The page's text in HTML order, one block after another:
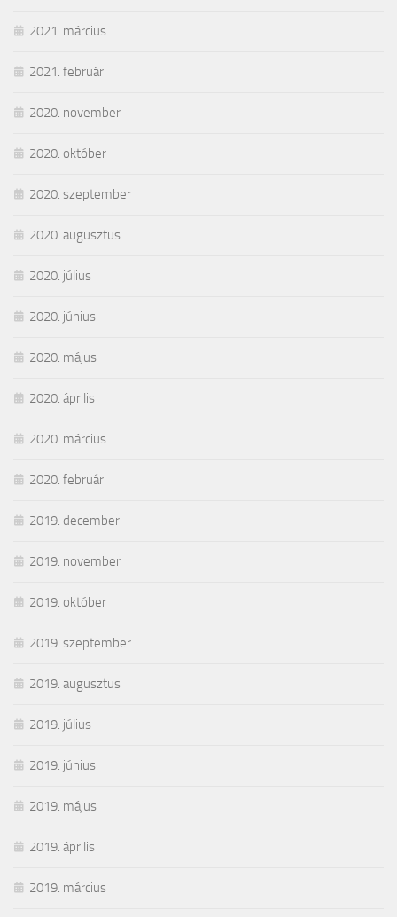
2021. március
2021. február
2020. november
2020. október
2020. szeptember
2020. augusztus
2020. július
2020. június
2020. május
2020. április
2020. március
2020. február
2019. december
2019. november
2019. október
2019. szeptember
2019. augusztus
2019. július
2019. június
2019. május
2019. április
2019. március